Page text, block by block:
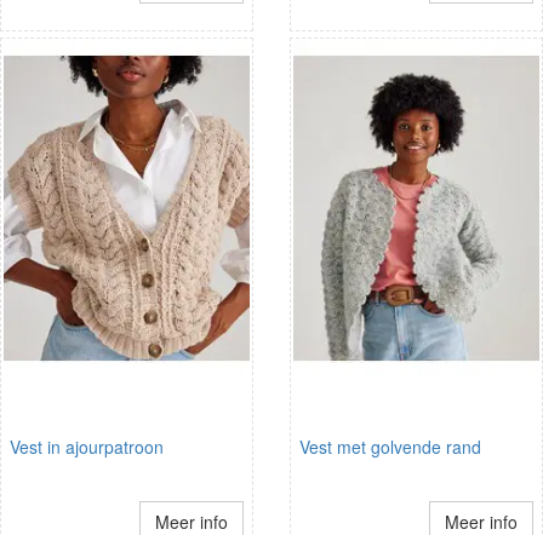
Vest in ajourpatroon
Meer info
Vest met golvende rand
Meer info